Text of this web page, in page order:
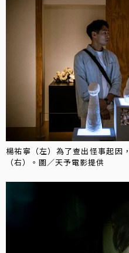
楊祐寧（左）為了查出怪事起因
（右）。圖／天予電影提供